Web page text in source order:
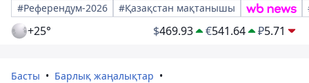
#Референдум-2026
#Қазақстан мақтанышы
+25° $469.93 €541.64 ₽5.71
Басты
Барлық жаңалықтар